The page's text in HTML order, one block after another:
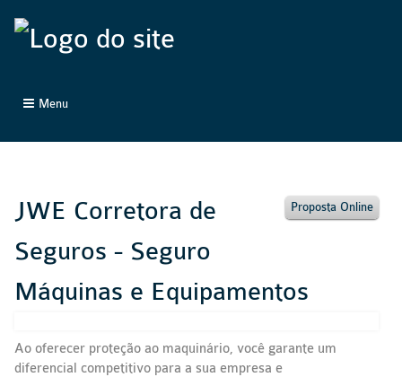
Menu
Proposta Online
JWE Corretora de
Seguros - Seguro
Máquinas e Equipamentos
Ao oferecer proteção ao maquinário, você garante um
diferencial competitivo para a sua empresa e